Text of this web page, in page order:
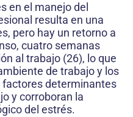
en el manejo del
resulta en una
pero hay un retorno a
cuatro semanas
al trabajo (26), lo que
de trabajo y los
determinantes
y corroboran la
del estrés.